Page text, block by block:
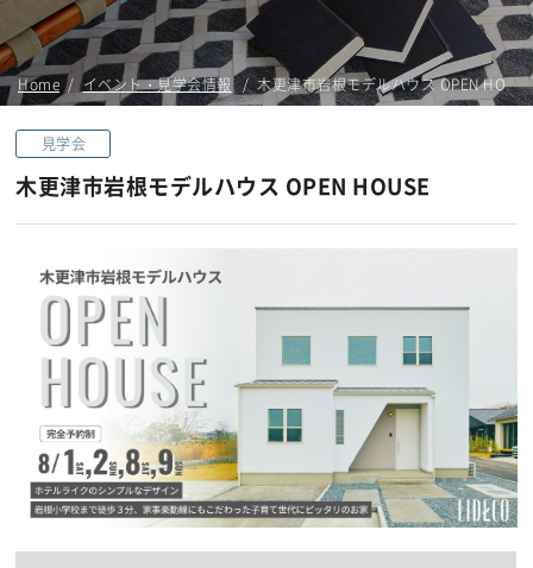
Home イベント・見学会情報 木更津市岩根モデルハウス OPEN HOUSE
見学会
木更津市岩根モデルハウス OPEN HOUSE